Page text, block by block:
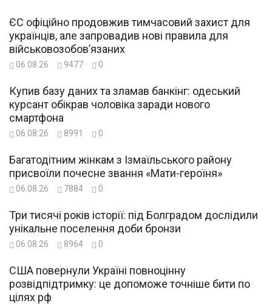
ЄС офіційно продовжив тимчасовий захист для
українців, але запровадив нові правила для
військовозобов’язаних
06.08.26 9477 0
Купив базу даних та зламав банкінг: одеський
курсант обікрав чоловіка заради нового
смартфона
06.08.26 8991 0
Багатодітним жінкам з Ізмаїльського району
присвоїли почесне звання «Мати-героїня»
06.08.26 7884 0
Три тисячі років історії: під Болградом дослідили
унікальне поселення доби бронзи
06.08.26 8964 0
США повернули Україні повноцінну
розвідпідтримку: це допоможе точніше бити по
цілях рф